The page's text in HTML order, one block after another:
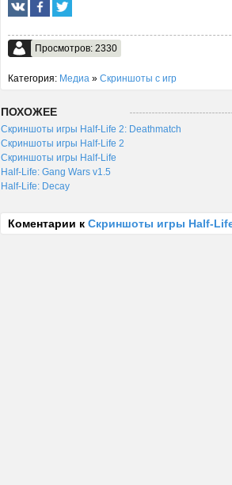
Просмотров: 2330
Категория: Медиа » Скриншоты с игр
ПОХОЖЕЕ
Скриншоты игры Half-Life 2: Deathmatch
Скриншоты игры Half-Life 2
Скриншоты игры Half-Life
Half-Life: Gang Wars v1.5
Half-Life: Decay
Коментарии к Скриншоты игры Half-